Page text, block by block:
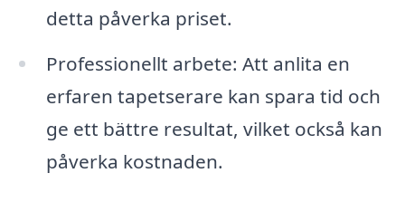
detta påverka priset.
Professionellt arbete: Att anlita en
erfaren tapetserare kan spara tid och
ge ett bättre resultat, vilket också kan
påverka kostnaden.